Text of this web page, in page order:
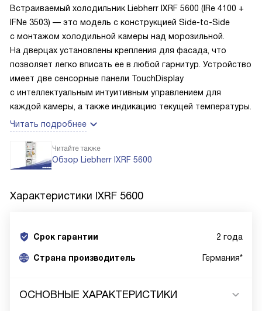
Встраиваемый холодильник Liebherr IXRF 5600 (IRe 4100 +
IFNe 3503) — это модель с конструкцией Side-to-Side
с монтажом холодильной камеры над морозильной.
На дверцах установлены крепления для фасада, что
позволяет легко вписать ее в любой гарнитур. Устройство
имеет две сенсорные панели TouchDisplay
с интеллектуальным интуитивным управлением для
каждой камеры, а также индикацию текущей температуры.
Читать подробнее
Читайте также
Обзор Liebherr IXRF 5600
Характеристики IXRF 5600
Срок гарантии 2 года
Cтрана производитель Германия*
ОСНОВНЫЕ ХАРАКТЕРИСТИКИ